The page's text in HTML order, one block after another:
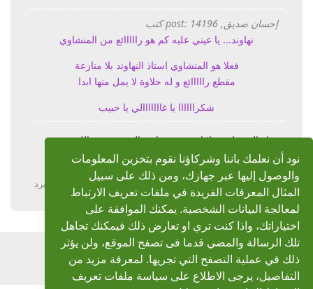
نود أن نعلمك باننا وشركاؤنا نقوم بتخزين المعلومات
والوصول إليها عبر جهازك، ومن ذلك على سبيل
المثال المعرفات الفريدة في ملفات تعريف الارتباط
لمعالجة البيانات الشخصية. يمكنك الموافقة على
اختياراتك، واذا كنت تري او تعارض ذلك فيمكنك تجاهل
تلك الرسالة والمضي قدما فى تصفح الموقع، ولن يؤثر
ذلك في عملية التصفح التي تجريها. لمعرفة مزيد من
التفاصيل، يرجى الاطلاع على سياسة ملفات تعريف
إحسان صديق, post: 14196 كتب
نهاوند... يا عيني عليه كم هو رااااائع من المنشاوي
فعلا هو المنشاوي استاذ النهاوند بلا منازعة
مقطع رااااائع و له حلاوة لا يمل منها ابدا
شكراااااا يا غااااااالي يا حبيب
نعم يا غالي نهاوند ولا اشبع من نهاوند الشيخ رحمه الله
اسعدني مروركم
يرد
اضف رد